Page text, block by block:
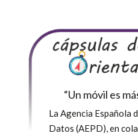
“Un móvil es
La Agencia Española
Datos (AEPD), en